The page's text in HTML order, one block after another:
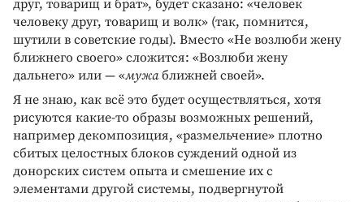
друг, товарищ и брат», будет сказано: «человек
человеку друг, товарищ и волк» (так, помнится,
шутили в советские годы). Вместо «Не возлюби жену
ближнего своего» сложится: «Возлюби жену
дальнего» или — «мужаближней своей».
Я не знаю, как всё это будет осуществляться, хотя
рисуются какие-то образы возможных решений,
например декомпозиция, «размельчение» плотно
сбитых целостных блоков суждений одной из
донорских систем опыта и смешение их с
элементами другой системы, подвергнутой